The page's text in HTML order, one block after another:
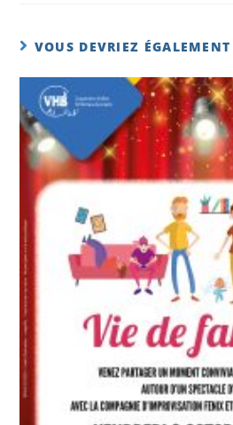
VOUS DEVRIEZ